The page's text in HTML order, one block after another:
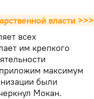
власти >>>
всех
им крепкого
максимум
были
Мокан.